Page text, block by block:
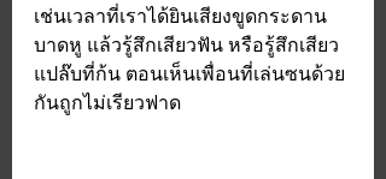
เช่นเวลาที่เราได้ยินเสียงขูดกระดาน
บาดหู แล้วรู้สึกเสียวฟัน หรือรู้สึกเสียว
แปล๊บที่ก้น ตอนเห็นเพื่อนที่เล่นซนด้วย
กันถูกไม่เรียวฟาด